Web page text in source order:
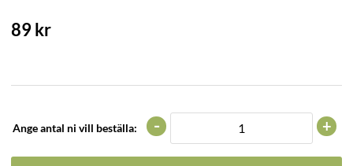
89kr
Ange antal ni vill beställa: +
-